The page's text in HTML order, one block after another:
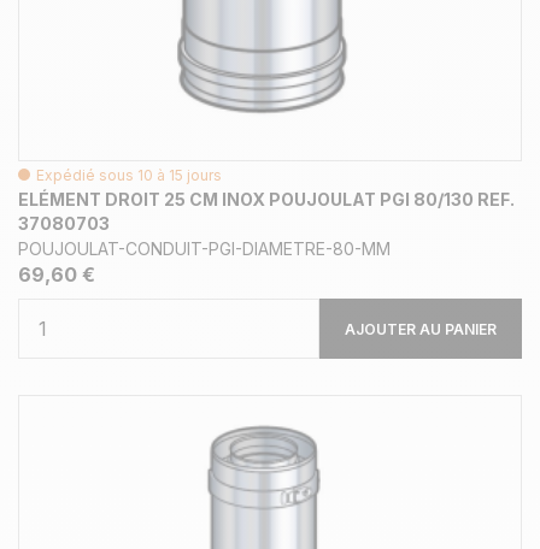
Expédié sous 10 à 15 jours
ELÉMENT DROIT 25 CM INOX POUJOULAT PGI 80/130 REF.
37080703
POUJOULAT-CONDUIT-PGI-DIAMETRE-80-MM
69,60 €
AJOUTER AU PANIER